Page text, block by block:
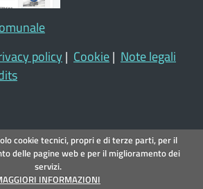
policy | Cookie| Note legali
cookie tecnici, propri e di terze parti, per il
delle pagine web e per il miglioramento dei
servizi.
INFORMAZIONI